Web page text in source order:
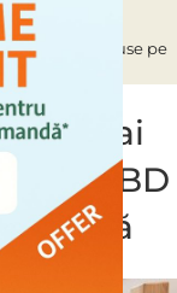
bune produse pe
mai
de CBD
bună